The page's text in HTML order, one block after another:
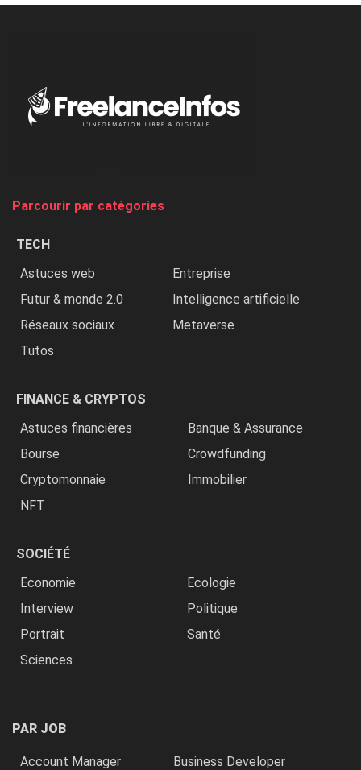
Nigeria,
Parcourir par catégories
TECH
Astuces web
Entreprise
Futur & monde 2.0
Intelligence artificielle
Réseaux sociaux
Metaverse
Tutos
FINANCE & CRYPTOS
Astuces financières
Banque & Assurance
Bourse
Crowdfunding
Cryptomonnaie
Immobilier
NFT
SOCIÉTÉ
Economie
Ecologie
Interview
Politique
Portrait
Santé
Sciences
PAR JOB
Account Manager
Business Developer